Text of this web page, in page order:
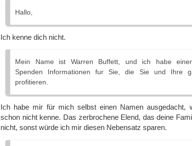
Hallo,
Ich kenne dich nicht.
Mein Name ist Warren Buffett, und ich habe
Spenden Informationen fur Sie, die Sie und Ihre
profitieren.
Ich habe mir für mich selbst einen Namen ausgedacht,
schon nicht kenne. Das zerbrochene Elend, das deine
nicht, sonst würde ich mir diesen Nebensatz sparen.